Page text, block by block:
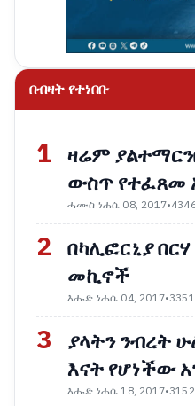
በብዛት የተነበቡ
1 ዛሬም
ውስጥ የተፈጸመ
ሓሙስ ነሐሴ 08, 2017•
2 በካሊፎርኒያ
መኪኖች
እሑድ ነሐሴ 04, 2017•
3
ያላትን ንብረት
እናት የሆነችው
እሑድ ነሐሴ 18, 2017•